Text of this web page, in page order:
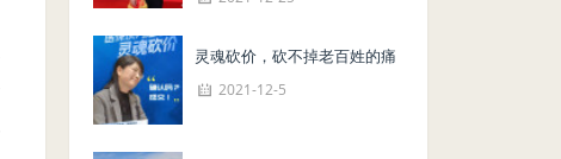
灵魂砍价，砍不掉老百姓的痛
2021-12-5